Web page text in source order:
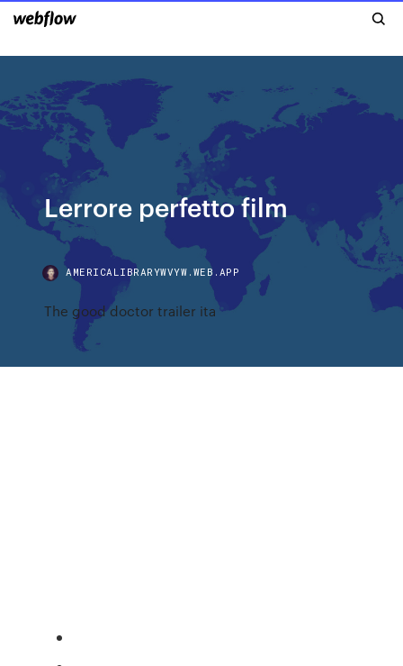
Lerrore perfetto film
AMERICALIBRARYWVYW.WEB.APP
The good doctor trailer ita